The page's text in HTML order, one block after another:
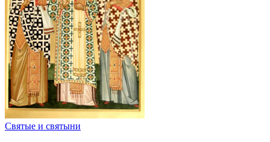
Святые и святыни